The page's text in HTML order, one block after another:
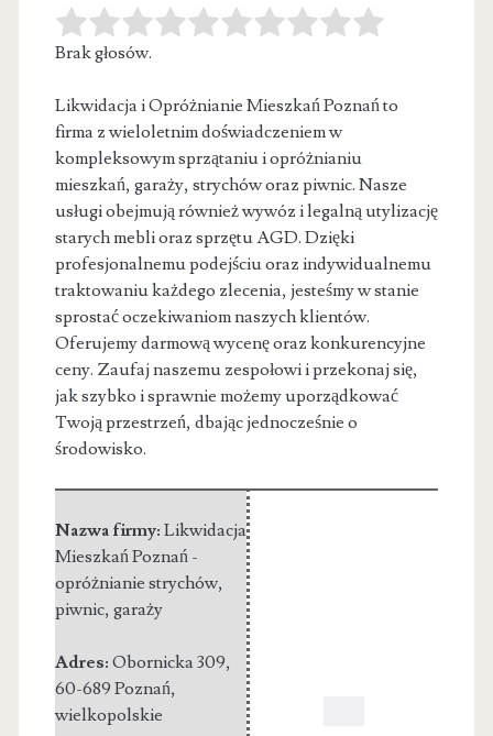
Brak głosów.
Likwidacja i Opróżnianie Mieszkań Poznań to
firma z wieloletnim doświadczeniem w
kompleksowym sprzątaniu i opróżnianiu
mieszkań, garaży, strychów oraz piwnic. Nasze
usługi obejmują również wywóz i legalną utylizację
starych mebli oraz sprzętu AGD. Dzięki
profesjonalnemu podejściu oraz indywidualnemu
traktowaniu każdego zlecenia, jesteśmy w stanie
sprostać oczekiwaniom naszych klientów.
Oferujemy darmową wycenę oraz konkurencyjne
ceny. Zaufaj naszemu zespołowi i przekonaj się,
jak szybko i sprawnie możemy uporządkować
Twoją przestrzeń, dbając jednocześnie o
środowisko.
Nazwa firmy: Likwidacja
Mieszkań Poznań -
opróżnianie strychów,
piwnic, garaży
Adres: Obornicka 309,
60-689 Poznań,
wielkopolskie